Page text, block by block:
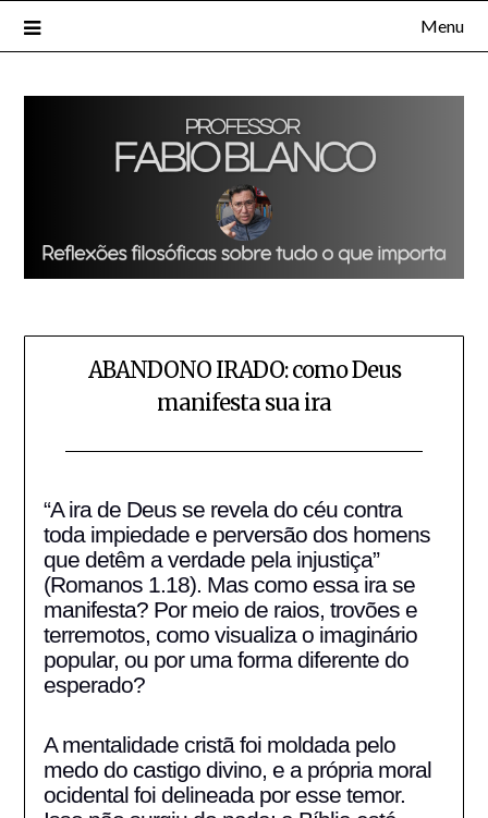
Menu
ABANDONO IRADO: como Deus
manifesta sua ira
26/01/2026
Blanco
“A ira de Deus se revela do céu contra
toda impiedade e perversão dos homens
que detêm a verdade pela injustiça”
(Romanos 1.18). Mas como essa ira se
manifesta? Por meio de raios, trovões e
terremotos, como visualiza o imaginário
popular, ou por uma forma diferente do
esperado?
A mentalidade cristã foi moldada pelo
medo do castigo divino, e a própria moral
ocidental foi delineada por esse temor.